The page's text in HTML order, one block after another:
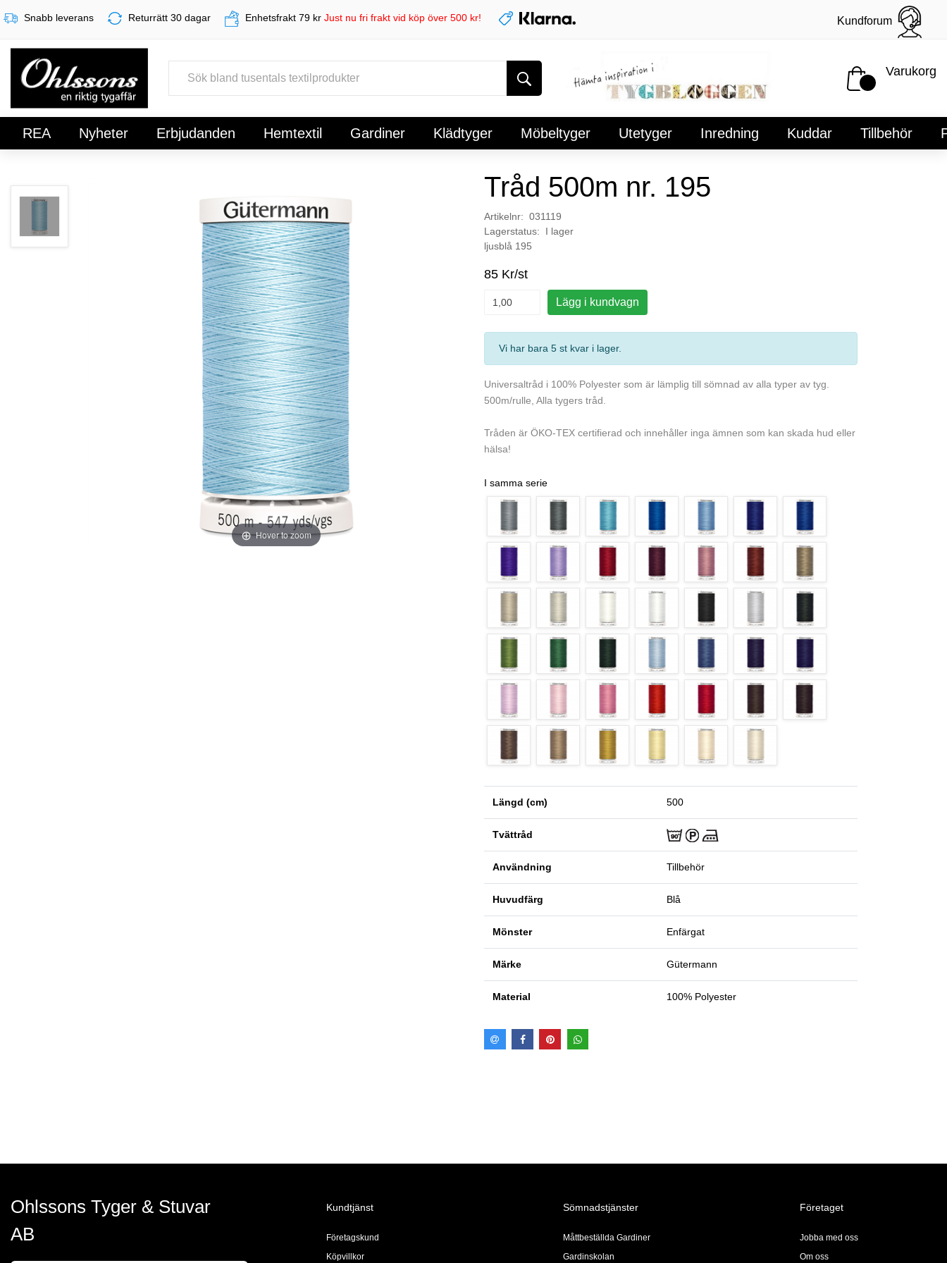
Snabb leverans Returrätt 30 dagar Enhetsfrakt 79 kr Just nu fri frakt vid köp över 500 kr! Kundforum
Varukorg
REA Nyheter Erbjudanden Hemtextil Gardiner Klädtyger Möbeltyger Utetyger Inredning Kuddar Tillbehör
Hover to zoom
Tråd 500m nr. 195
Artikelnr: 031119
Lagerstatus: I lager
ljusblå 195
85 Kr/st
Lägg i kundvagn
Vi har bara 5 st kvar i lager.
Universaltråd i 100% Polyester som är lämplig till sömnad av alla typer av tyg.
500m/rulle, Alla tygers tråd.
Tråden är ÖKO-TEX certifierad och innehåller inga ämnen som kan skada hud eller
hälsa!
I samma serie
Längd (cm) 500
Tvättråd
Användning Tillbehör
Huvudfärg Blå
Mönster Enfärgat
Märke Gütermann
Material 100% Polyester
Ohlssons Tyger & Stuvar
AB
Kundtjänst
Företagskund
Köpvillkor
Sömnadstjänster
Måttbeställda Gardiner
Gardinskolan
Företaget
Jobba med oss
Om oss